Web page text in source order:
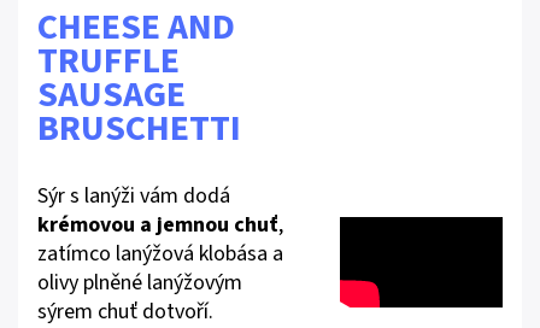
CHEESE AND
TRUFFLE
SAUSAGE
BRUSCHETTI
Sýr s lanýži vám dodá
krémovou a jemnou chuť,
zatímco lanýžová klobása a
olivy plněné lanýžovým
sýrem chuť dotvoří.